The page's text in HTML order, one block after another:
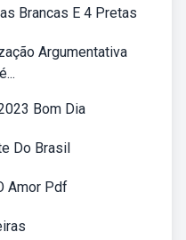
Brancas E 4 Pretas
Argumentativa
Bom Dia
Do Brasil
Amor Pdf